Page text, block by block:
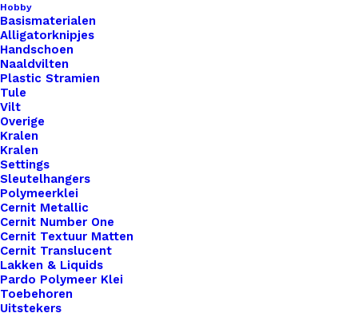
Hobby
Basismaterialen
Alligatorknipjes
Handschoen
Naaldvilten
Plastic Stramien
Tule
Vilt
Overige
Kralen
Kralen
Settings
Sleutelhangers
Polymeerklei
Cernit Metallic
Cernit Number One
Cernit Textuur Matten
Cernit Translucent
Lakken & Liquids
Pardo Polymeer Klei
Toebehoren
Uitstekers
Nog meer leuks!